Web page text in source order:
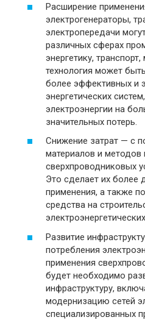
Расширение
электрогенераторы,
электропередачи
различных сферах
энергетику,
технология может
более эффективных и
энергетических
электроэнергии на
значительных потерь.
Снижение затрат — с
материалов и методов
сверхпроводниковых
Это сделает их более
применения, а также
средства на
Развитие
потребления
применения
будет необходимо
инфраструктуру,
модернизацию сетей
специализированных